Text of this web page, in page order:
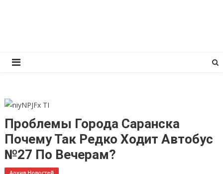
Проблемы Города Саранска
Почему Так Редко Ходит Автобус
№27 По Вечерам?